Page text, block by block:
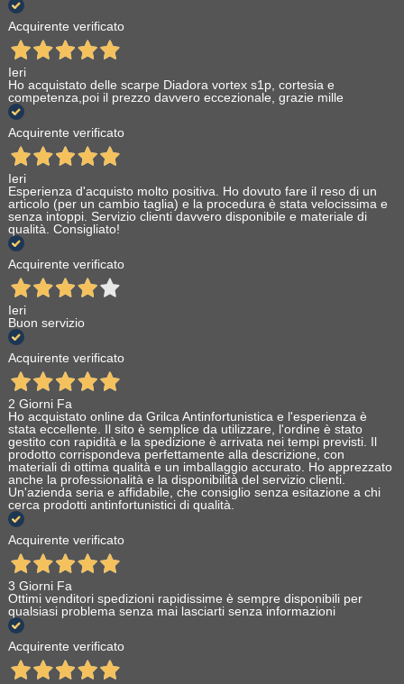
Acquirente verificato
Ieri
Ho acquistato delle scarpe Diadora vortex s1p, cortesia e
competenza,poi il prezzo davvero eccezionale, grazie mille
Acquirente verificato
Ieri
Esperienza d'acquisto molto positiva. Ho dovuto fare il reso di un
articolo (per un cambio taglia) e la procedura è stata velocissima e
senza intoppi. Servizio clienti davvero disponibile e materiale di
qualità. Consigliato!
Acquirente verificato
Ieri
Buon servizio
Acquirente verificato
2 Giorni Fa
Ho acquistato online da Grilca Antinfortunistica e l'esperienza è
stata eccellente. Il sito è semplice da utilizzare, l'ordine è stato
gestito con rapidità e la spedizione è arrivata nei tempi previsti. Il
prodotto corrispondeva perfettamente alla descrizione, con
materiali di ottima qualità e un imballaggio accurato. Ho apprezzato
anche la professionalità e la disponibilità del servizio clienti.
Un'azienda seria e affidabile, che consiglio senza esitazione a chi
cerca prodotti antinfortunistici di qualità.
Acquirente verificato
3 Giorni Fa
Ottimi venditori spedizioni rapidissime è sempre disponibili per
qualsiasi problema senza mai lasciarti senza informazioni
Acquirente verificato